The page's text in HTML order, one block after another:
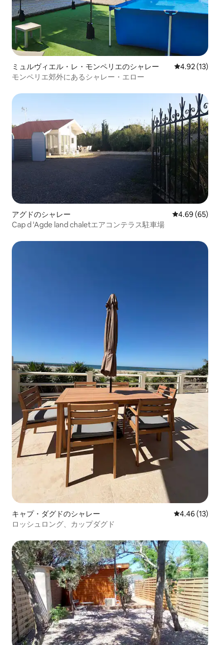
ミュルヴィエル・レ・モンペリエのシャレー レビュー13
4.92 (13)
モンペリエ郊外にあるシャレー・エロー
アグドのシャレー レビュー65
4.69 (65)
Cap d 'Agde land chaletエアコンテラス駐車場
キャプ・ダグドのシャレー レビュー13
4.46 (13)
ロッシュロング、カップダグド